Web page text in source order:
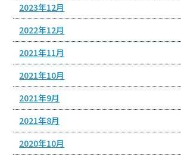
2023年12月
2022年12月
2021年11月
2021年10月
2021年9月
2021年8月
2020年10月